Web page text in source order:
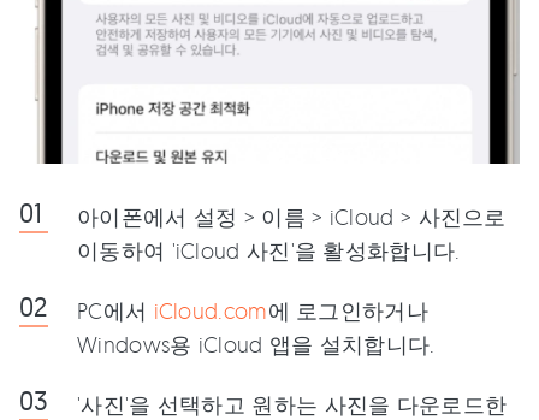
아이폰에서 설정 > 이름 > iCloud > 사진으로
이동하여 'iCloud 사진'을 활성화합니다.
PC에서 iCloud.com에 로그인하거나
Windows용 iCloud 앱을 설치합니다.
'사진'을 선택하고 원하는 사진을 다운로드한